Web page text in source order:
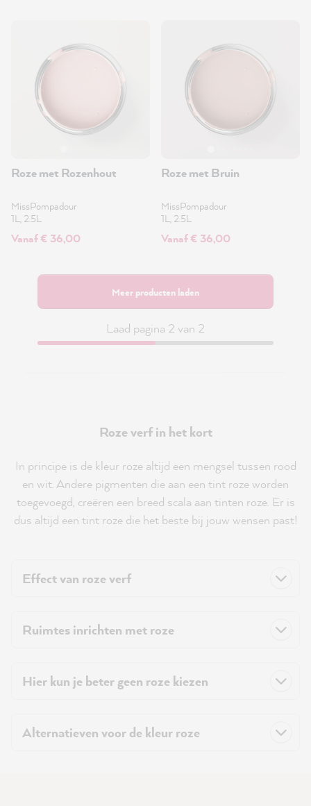
Roze met Rozenhout
MissPompadour
1L, 2.5L
Vanaf € 36,00
Roze met Bruin
MissPompadour
1L, 2.5L
Vanaf € 36,00
Meer producten laden
Laad pagina 2 van 2
Roze verf in het kort
In principe is de kleur roze altijd een mengsel tussen rood
en wit. Andere pigmenten die aan een tint roze worden
toegevoegd, creëren een breed scala aan tinten roze. Er is
dus altijd een tint roze die het beste bij jouw wensen past!
Effect van roze verf
Ruimtes inrichten met roze
Hier kun je beter geen roze kiezen
Alternatieven voor de kleur roze